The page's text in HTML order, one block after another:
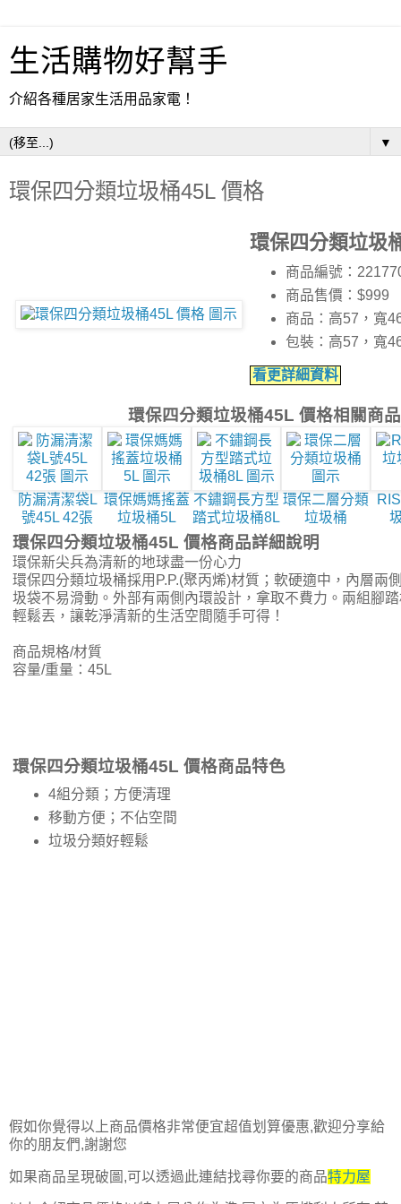
生活購物好幫手
介紹各種居家生活用品家電！
▼
環保四分類垃圾桶45L 價格
環保四分類垃圾
商品編號：
商品售價：$999
商品：高57，寬
包裝：高57，寬
看更詳細資料
環保四分類垃圾桶45L 價格相關商
防漏清潔袋L
號45L 42張
環保媽媽搖蓋
垃圾桶5L
不鏽鋼長方型
踏式垃圾桶8L
環保二層分類
垃圾桶
環保四分類垃圾桶45L 價格商品詳細說明
環保新尖兵為清新的地球盡一份心力
環保四分類垃圾桶採用P.P.(聚丙烯)材質；軟硬適中，內層兩
圾袋不易滑動。外部有兩側內環設計，拿取不費力。兩組腳
輕鬆丟，讓乾淨清新的生活空間隨手可得！
商品規格/材質
容量/重量：45L
環保四分類垃圾桶45L 價格商品特色
4組分類；方便清理
移動方便；不佔空間
垃圾分類好輕鬆
假如你覺得以上商品價格非常便宜超值划算優惠,歡迎分享給
你的朋友們,謝謝您
如果商品呈現破圖,可以透過此連結找尋你要的商品特力屋